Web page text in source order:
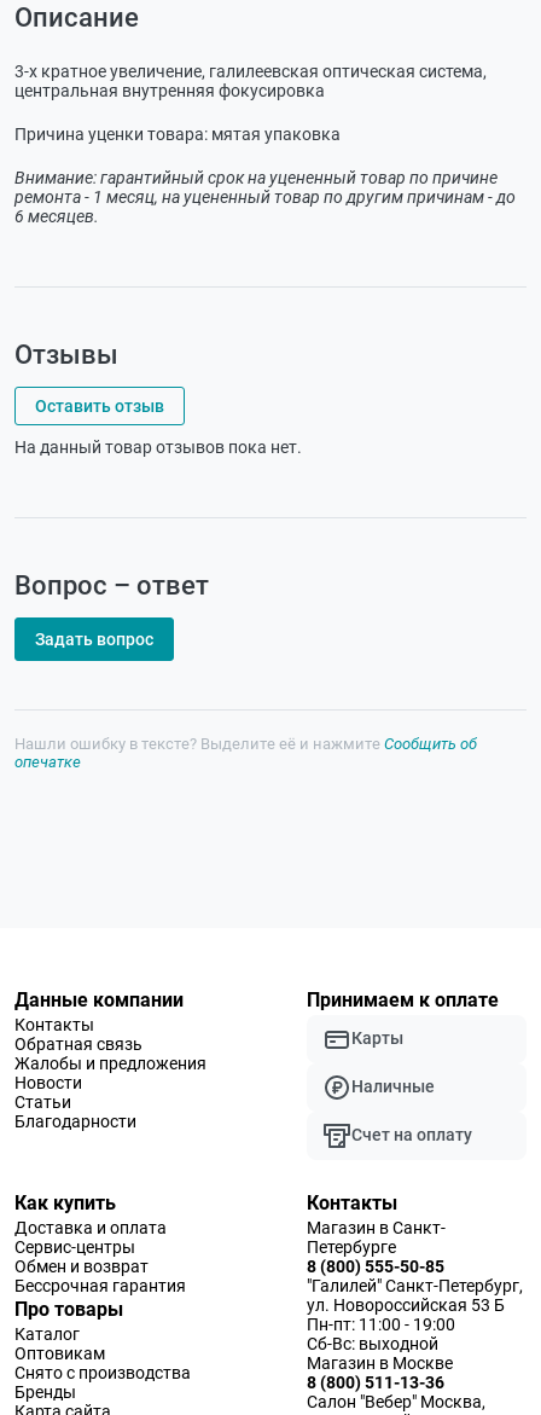
Описание
3-х кратное увеличение, галилеевская оптическая система,
центральная внутренняя фокусировка
Причина уценки товара: мятая упаковка
Внимание: гарантийный срок на уцененный товар по причине
ремонта - 1 месяц, на уцененный товар по другим причинам - до
6 месяцев.
Отзывы
Оставить отзыв
На данный товар отзывов пока нет.
Вопрос – ответ
Задать вопрос
Нашли ошибку в тексте? Выделите её и нажмите Сообщить об
опечатке
Данные компании
Контакты
Обратная связь
Жалобы и предложения
Новости
Статьи
Благодарности
Принимаем к оплате
Карты
Наличные
Счет на оплату
Как купить
Доставка и оплата
Сервис-центры
Обмен и возврат
Бессрочная гарантия
Про товары
Каталог
Оптовикам
Снято с производства
Бренды
Карта сайта
Контакты
Магазин в Санкт-
Петербурге
8 (800) 555-50-85
"Галилей" Санкт-Петербург,
ул. Новороссийская 53 Б
Пн-пт: 11:00 - 19:00
Сб-Вс: выходной
Магазин в Москве
8 (800) 511-13-36
Салон "Вебер" Москва,